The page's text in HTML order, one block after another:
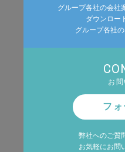
グループ各社の会社
ダウンロー
グループ各社
お
フ
弊社へのご質
お気軽にお問